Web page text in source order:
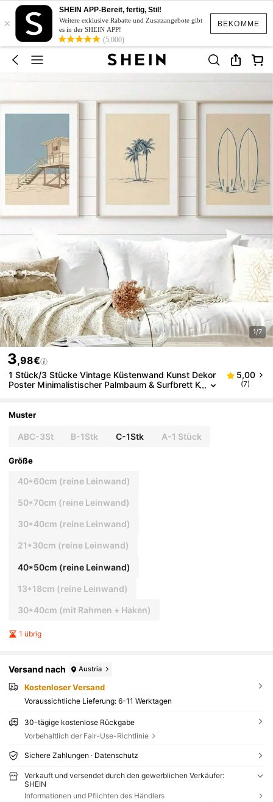
BEKOMME
×
SHEIN APP-Bereit, fertig, Stil!
Weitere exklusive Rabatte und Zusatzangebote gibt
es in der SHEIN APP!
(5,000)
1/7
3,98€
1 Stück/3 Stücke Vintage Küstenwand Kunst Dekor
Poster Minimalistischer Palmbaum & Surfbrett K
ohnheim Wandhintergrund Design Bild mit optionale
5,00
(7)
Muster
ABC-3St B-1Stk C-1Stk A-1 Stück
Größe
40*60cm (reine Leinwand)
50*70cm (reine Leinwand)
30*40cm (reine Leinwand)
21*30cm (reine Leinwand)
40*50cm (reine Leinwand)
13*18cm (reine Leinwand)
30*40cm (mit Rahmen + Haken)
1 übrig
Versand nach Austria
Kostenloser Versand
Voraussichtliche Lieferung: 6-11 Werktagen
30-tägige kostenlose Rückgabe
Vorbehaltlich der Fair-Use-Richtlinie
Sichere Zahlungen · Datenschutz
Verkauft und versendet durch den gewerblichen Verkäufer:
SHEIN
Informationen und Pflichten des Händlers